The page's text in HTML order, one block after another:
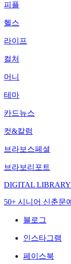
피플
헬스
라이프
컬처
머니
테마
카드뉴스
컷&칼럼
브라보스페셜
브라보리포트
DIGITAL LIBRARY
50+ 시니어 신춘문예
블로그
인스타그램
페이스북